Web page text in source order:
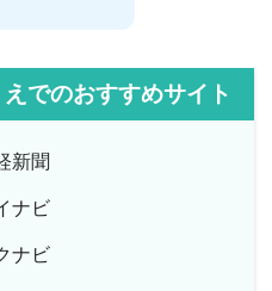
でのおすすめサイト
新聞
ナビ
ナビ